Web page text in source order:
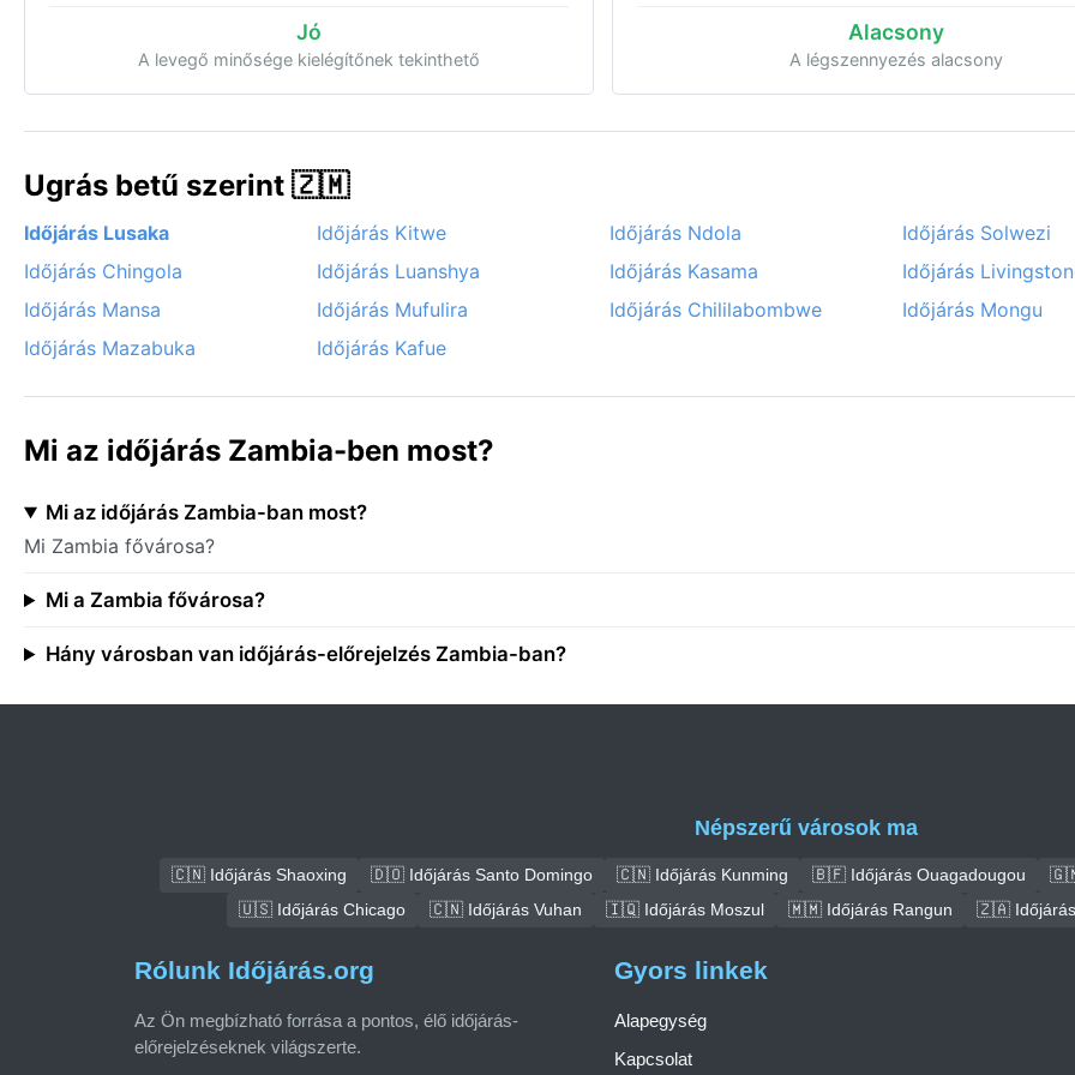
Jó
A levegő minősége kielégítőnek tekinthető
Alacsony
A légszennyezés alacsony
Ugrás betű szerint 🇿🇲
Időjárás Lusaka Időjárás Kitwe Időjárás Ndola
Időjárás Solwezi
Időjárás Chingola
Időjárás Luanshya Időjárás Kasama
Időjárás
Időjárás Mansa
Időjárás Mufulira Időjárás Chililabombwe
Időjárás Mongu
Időjárás Mazabuka
Időjárás Kafue
Mi az időjárás Zambia-ben most?
Mi az időjárás Zambia-ban most?
Mi Zambia fővárosa?
Mi a Zambia fővárosa?
Hány városban van időjárás-előrejelzés Zambia-ban?
Népszerű városok ma
🇨🇳 Időjárás Shaoxing 🇩🇴 Időjárás Santo Domingo 🇨🇳 Időjárás Kunming 🇧🇫 Időjárás Ouagadougou
🇬🇳
🇺🇸 Időjárás Chicago
🇨🇳 Időjárás Vuhan 🇮🇶 Időjárás Moszul 🇲🇲 Időjárás Rangun 🇿🇦 Időjárás
Rólunk Időjárás.org
Az Ön megbízható forrása a pontos, élő időjárás-
előrejelzéseknek világszerte.
Gyors linkek
Alapegység
Kapcsolat